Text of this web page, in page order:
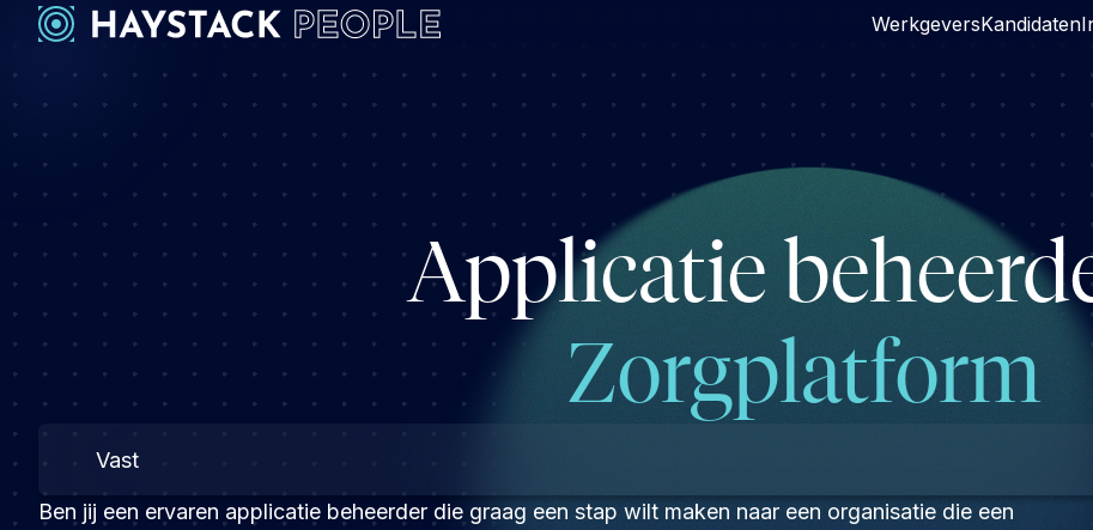
WerkgeversKandidaten
Applicatie
Zorgplatform
Vast
Ben jij een ervaren applicatie beheerder die graag een stap wilt maken naar een organisatie die een